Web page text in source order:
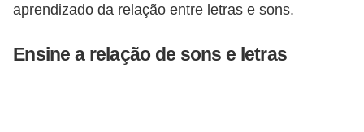
aprendizado da relação entre letras e sons.
Ensine a relação de sons e letras